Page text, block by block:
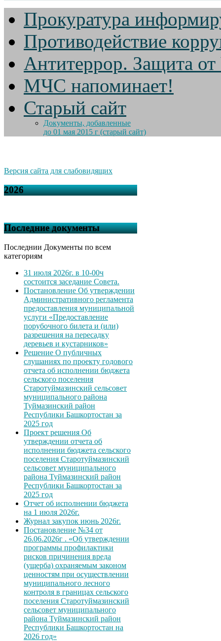
Прокуратура
Противодействие
Антитеррор. Защита
МЧС напоминает!
Старый сайт
Документы, добавленные
до 01 мая 2015 г (старый сайт)
Версия сайта для слабовидящих
2026
Последние документы
Последнии Документы по всем
категориям
31 июля 2026г. в 10-00ч
состоится заседание Совета.
Постановление Об утверждении
Административного регламента
предоставления муниципальной
услуги «Предоставление
порубочного билета и (или)
разрешения на пересадку
деревьев и кустарников»
Решение О публичных
слушаниях по проекту годового
отчета об исполнении бюджета
сельского поселения
Старотуймазинский сельсовет
муниципального района
Туймазинский район
Республики Башкортостан за
2025 год
Проект решения Об
утверждении отчета об
исполнении бюджета сельского
поселения Старотуймазинский
сельсовет муниципального
района Туймазинский район
Республики Башкортостан за
2025 год
Отчет об исполнении бюджета
на 1 июля 2026г.
Журнал закупок июнь 2026г.
Постановление №34 от
26.06.2026г . «Об утверждении
программы профилактики
рисков причинения вреда
(ущерба) охраняемым законом
ценностям при осуществлении
муниципального лесного
контроля в границах сельского
поселения Старотуймазинский
сельсовет муниципального
района Туймазинский район
Республики Башкортостан на
2026 год»